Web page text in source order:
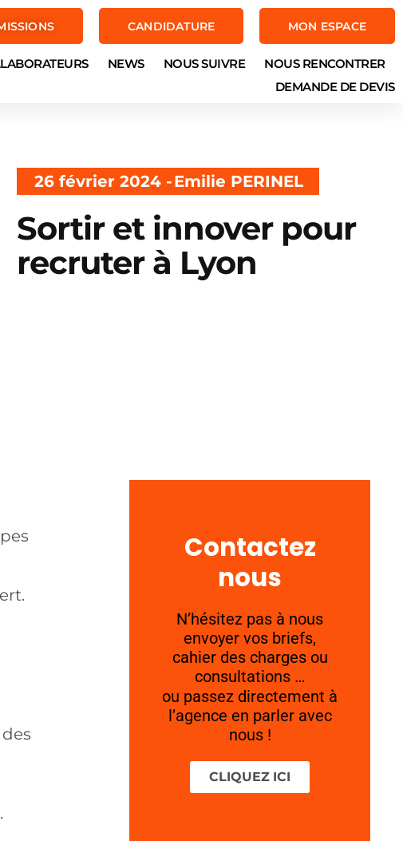
CANDIDATURE MON ESPACE
NEWS NOUS SUIVRE
NOUS RENCONTRER
DEMANDE DE DEVIS
26 février 2024 -Emilie PERINEL
Sortir et innover pour
recruter à Lyon
Contactez
nous
N’hésitez pas à nous
envoyer vos briefs,
cahier des charges ou
consultations …
ou passez directement à
l’agence en parler avec
nous !
CLIQUEZ ICI